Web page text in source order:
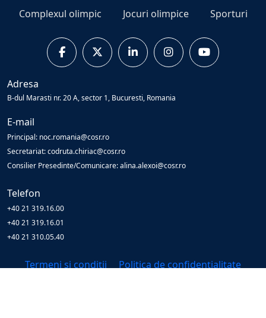
Complexul olimpic Jocuri olimpice Sporturi
Adresa
B-dul Marasti nr. 20 A, sector 1, Bucuresti, Romania
E-mail
Principal: noc.romania@cosr.ro
Secretariat: codruta.chiriac@cosr.ro
Consilier Presedinte/Comunicare: alina.alexoi@cosr.ro
Telefon
+40 21 319.16.00
+40 21 319.16.01
+40 21 310.05.40
Termeni și condiții
Politica de confidențialitate